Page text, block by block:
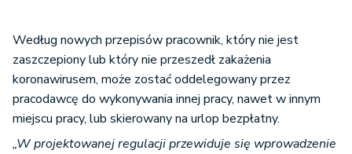
Według nowych przepisów pracownik, który nie jest
zaszczepiony lub który nie przeszedł zakażenia
koronawirusem, może zostać oddelegowany przez
pracodawcę do wykonywania innej pracy, nawet w innym
miejscu pracy, lub skierowany na urlop bezpłatny.
„W projektowanej regulacji przewiduje się wprowadzenie